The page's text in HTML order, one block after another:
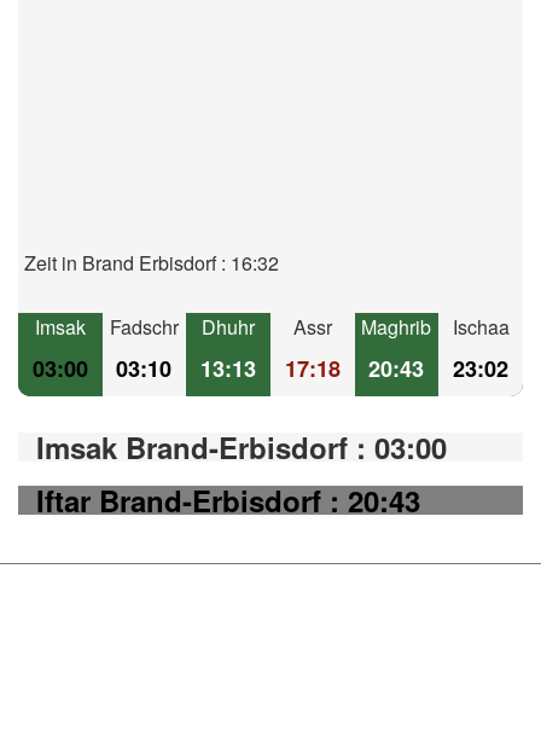
Zeit in Brand Erbisdorf : 16:32
Imsak
03:00
Fadschr
03:10
Dhuhr
13:13
Assr
17:18
Maghrib
20:43
Ischaa
23:02
Imsak Brand-Erbisdorf : 03:00
Iftar Brand-Erbisdorf : 20:43